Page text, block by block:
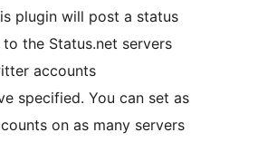
plugin will post a status
the Status.net servers
accounts
specified. You can set as
on as many servers